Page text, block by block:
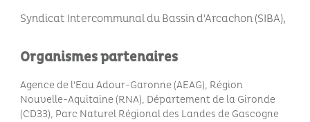
Syndicat Intercommunal du Bassin d'Arcachon (SIBA)
Organismes partenaires
Agence de l'Eau Adour-Garonne (AEAG), Région
Nouvelle-Aquitaine (RNA), Département de la Gironde
(CD33), Parc Naturel Régional des Landes de Gascogne